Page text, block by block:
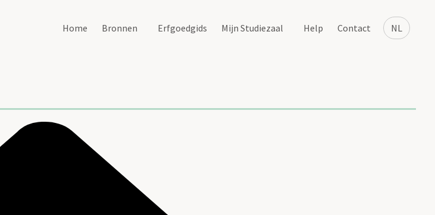
NL
Home Bronnen Erfgoedgids Mijn Studiezaal Help Contact